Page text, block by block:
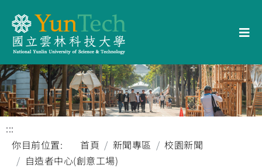
:::
你目前位置:
首頁 新聞專區
校園新聞
自造者中心(創意工場)